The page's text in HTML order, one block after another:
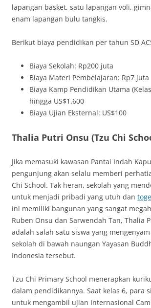
lapangan basket, satu lapangan voli,
enam lapangan bulu tangkis.
Berikut biaya pendidikan per tahun SD
Biaya Sekolah: Rp200 juta
Biaya Materi Pembelajaran: Rp7 juta
Biaya Kamp Pendidikan Utama
hingga US$1.600
Biaya Ujian Eksternal: US$100
Thalia Putri Onsu (Tzu Chi
Jika memasuki kawasan Pantai Indah
pengunjung akan selalu memberi
Chi School. Tak heran, sekolah yang
untuk menjadi pribadi yang utuh dan
ini memiliki bangunan yang sangat
Ruben Onsu dan Sarwendah Tan, Thalia
adalah salah satu siswa yang
sekolah di bawah naungan Yayasan
Indonesia tersebut.
Tzu Chi Primary School menerapkan
dalam pendidikannya. Saat kelas 6, para
untuk mengambil ujian Internasional